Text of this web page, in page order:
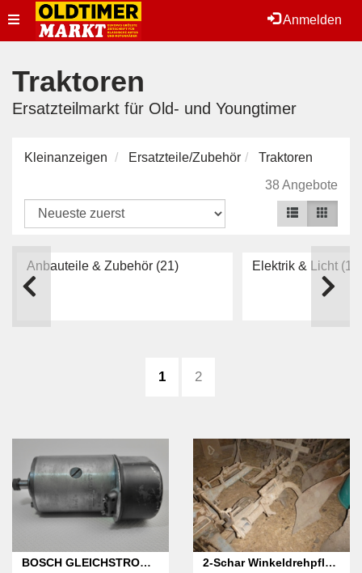
Anmelden
Toggle
Traktoren
Ersatzteilmarkt für Old- und Youngtimer
Kleinanzeigen Ersatzteile/Zubehör
Traktoren
38 Angebote
Anbauteile & Zubehör (21) Elektrik & Licht (1)
1 2
BOSCH GLEICHSTROM
2-Schar Winkeldrehpflug